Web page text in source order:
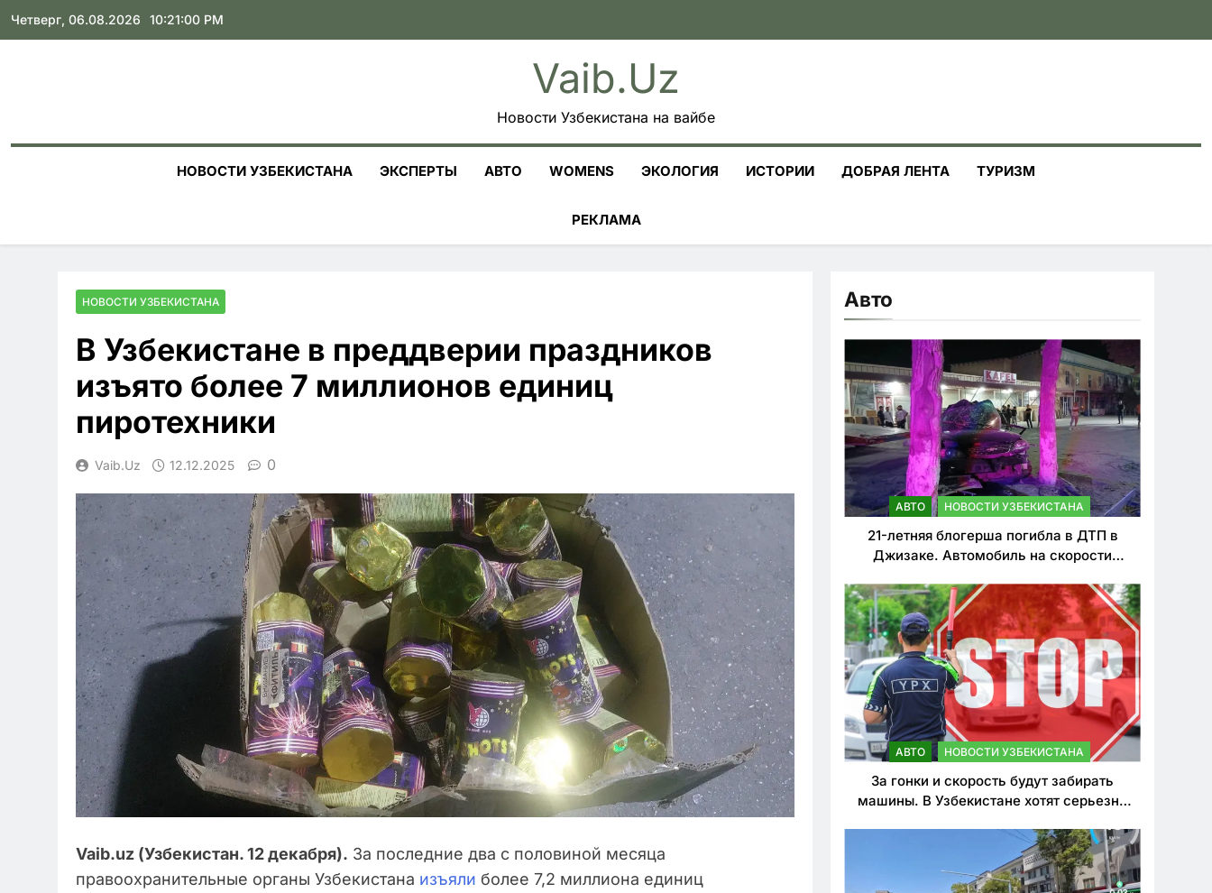
Skip
Четверг, 06.08.2026 10:21:01 PM
Vaib.uz
Новости Узбекистана на вайбе
НОВОСТИ УЗБЕКИСТАНА ЭКСПЕРТЫ АВТО WOMENS ЭКОЛОГИЯ ИСТОРИИ ДОБРАЯ ЛЕНТА ТУРИЗМ
РЕКЛАМА
НОВОСТИ УЗБЕКИСТАНА
В Узбекистане в преддверии праздников
изъято более 7 миллионов единиц
пиротехники
Vaib.uz 12.12.2025 0
Vaib.uz (Узбекистан. 12 декабря). За последние два с половиной месяца
правоохранительные органы Узбекистана изъяли более 7,2 миллиона единиц
Авто
АВТО НОВОСТИ УЗБЕКИСТАНА
21-летняя блогерша погибла в ДТП в
Джизаке. Автомобиль на скорости
АВТО НОВОСТИ УЗБЕКИСТАНА
За гонки и скорость будут забирать
машины. В Узбекистане хотят серьезно